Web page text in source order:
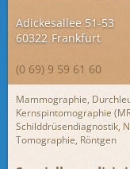
Adickesallee 51-53
60322 Frankfurt
(0 69) 9 59 61 60
Mammographie,
Kernspintomographie
Schilddrüsendiagnostik,
Tomographie, Röntgen